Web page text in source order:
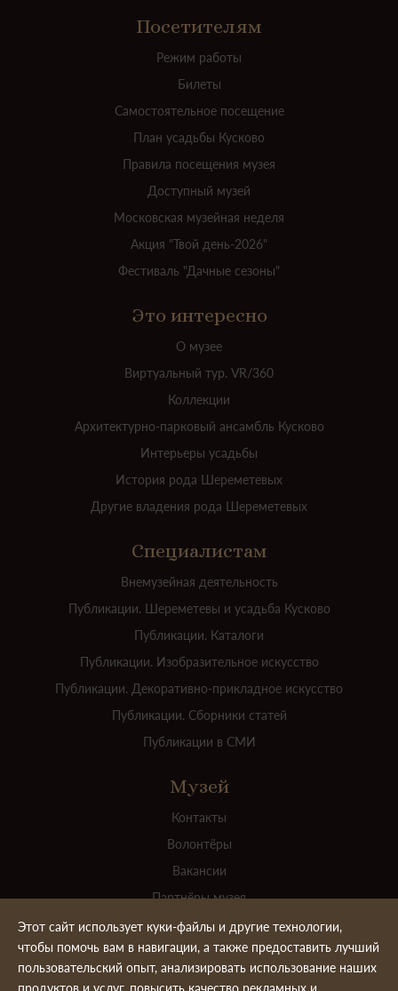
Посетителям
Режим работы
Билеты
Самостоятельное посещение
План усадьбы Кусково
Правила посещения музея
Доступный музей
Московская музейная неделя
Акция "Твой день-2026"
Фестиваль "Дачные сезоны"
Это интересно
О музее
Виртуальный тур. VR/360
Коллекции
Архитектурно-парковый ансамбль Кусково
Интерьеры усадьбы
История рода Шереметевых
Другие владения рода Шереметевых
Специалистам
Внемузейная деятельность
Публикации. Шереметевы и усадьба Кусково
Публикации. Каталоги
Публикации. Изобразительное искусство
Публикации. Декоративно-прикладное искусство
Публикации. Сборники статей
Публикации в СМИ
Музей
Контакты
Волонтёры
Вакансии
Партнёры музея
Для прессы
Официальные документы
Ваш вклад в пополнение коллекции
Этот сайт использует куки-файлы и другие технологии,
чтобы помочь вам в навигации, а также предоставить лучший
пользовательский опыт, анализировать использование наших
продуктов и услуг, повысить качество рекламных и